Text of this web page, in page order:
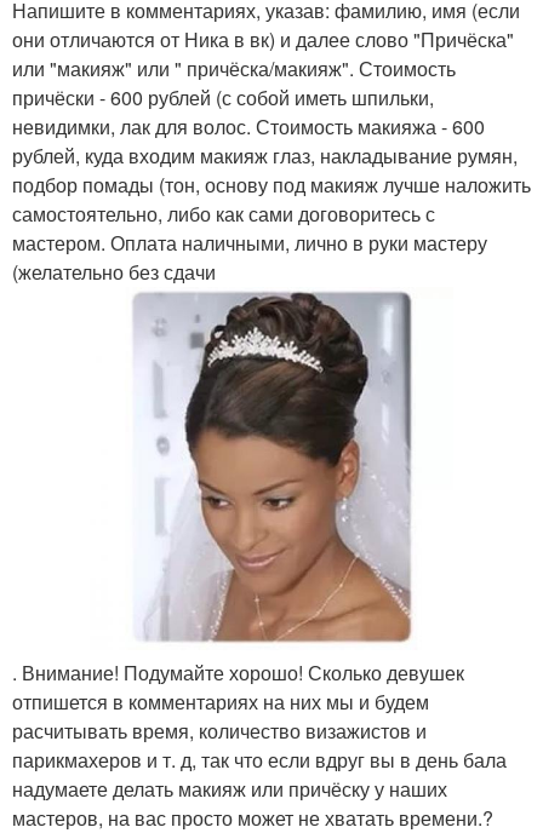
Напишите в комментариях, указав: фамилию, имя (если
они отличаются от Ника в вк) и далее слово "Причёска"
или "макияж" или " причёска/макияж". Стоимость
причёски - 600 рублей (с собой иметь шпильки,
невидимки, лак для волос. Стоимость макияжа - 600
рублей, куда входим макияж глаз, накладывание румян,
подбор помады (тон, основу под макияж лучше наложить
самостоятельно, либо как сами договоритесь с
мастером. Оплата наличными, лично в руки мастеру
(желательно без сдачи
. Внимание! Подумайте хорошо! Сколько девушек
отпишется в комментариях на них мы и будем
расчитывать время, количество визажистов и
парикмахеров и т. д, так что если вдруг вы в день бала
надумаете делать макияж или причёску у наших
мастеров, на вас просто может не хватать времени.?